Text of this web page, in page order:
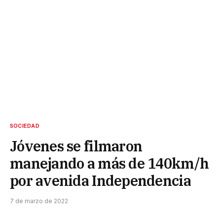
SOCIEDAD
Jóvenes se filmaron
manejando a más de 140km/h
por avenida Independencia
7 de marzo de 2022